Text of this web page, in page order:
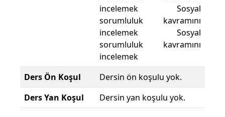
incelemek Sosyal
sorumluluk kavramını
incelemek Sosyal
sorumluluk kavramını
incelemek
Ders Ön Koşul
Dersin ön koşulu yok.
Ders Yan Koşul
Dersin yan koşulu yok.